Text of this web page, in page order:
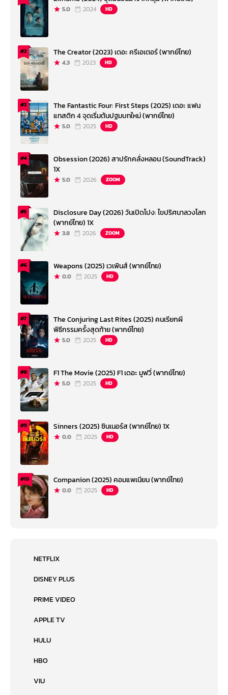
5.0 2024 HD
#2 The Creator (2023) เดอะ ครีเอเตอร์ (พากย์ไทย)
4.3 2023 HD
#3
The Fantastic Four: First Steps (2025) เดอะ แฟน
แทสติก 4 จุดเริ่มต้นปฐมบทใหม่ (พากย์ไทย)
5.0 2025 HD
#4
Obsession (2026) สาปรักคลั่งหลอน (SoundTrack)
1X
5.0 2026 ZOOM
#5
Disclosure Day (2026) วันเปิดโปง: ไขปริศนาลวงโลก
(พากย์ไทย) 1X
3.8 2026 ZOOM
#6 Weapons (2025) เวเพินส์ (พากย์ไทย)
0.0 2025 HD
#7
The Conjuring Last Rites (2025) คนเรียกผี
พิธีกรรมครั้งสุดท้าย (พากย์ไทย)
5.0 2025 HD
#8 F1 The Movie (2025) F1 เดอะ มูฟวี่ (พากย์ไทย)
5.0 2025 HD
#9 Sinners (2025) ซินเนอร์ส (พากย์ไทย) 1X
0.0 2025 HD
#10 Companion (2025) คอมแพเนียน (พากย์ไทย)
0.0 2025 HD
NETFLIX
DISNEY PLUS
PRIME VIDEO
APPLE TV
HULU
HBO
VIU